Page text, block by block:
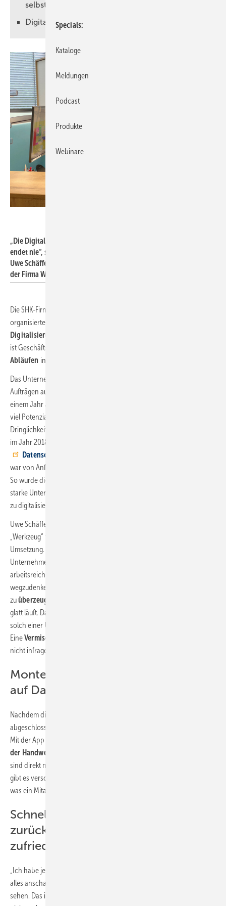
selbst
Digitalisierung verbessert Prozesse langfristig
„Die Digitalisierung
endet nie“, sagt
Uwe Schäffer von
der Firma Wohlfeil.
Die SHK-Firma Wohlfeil mit Sitz in Rhein­stetten ist ein modern
organisiertes Handwerksunternehmen und ein
Digitalisierung
ist Geschäftsführer Uwe Schäffer klar geworden, dass sich an den
Abläufen in seinem Betrieb etwas ändern muss.
Das Unternehmen wickelt neben täglichen projektbezogenen
Aufträgen auch bis zu
einem Jahr ab. „Dieser Prozess musste optimiert werden. Da habe ich
viel Potenzial gesehen, das zu vereinfachen“, benennt Schäffer die
Dringlichkeit. Die Entscheidung zur kompletten Umstellung fiel dann
im Jahr 2018, zu dem Zeitpunkt beschäftigte auch die Änderung der
Datenschutzgrundverordnung
war von Anfang an klar: „Wenn man es macht, dann in einem Rutsch.“
So wurde die Entscheidung getroffen, das komplette, 55 Personen
starke Unternehmen mit all seinen Prozessen binnen weniger Monate
zu digitalisieren.
Uwe Schäffers Wahl fiel auf die Software
„Werkzeug“ für die Aufgabe und als passenden Partner für die
Umsetzung. Die
Unternehmer selbst bezeichnet diese Zeit als „anstrengend und
arbeitsreich“, aber auch als „unvermeidbar und nicht mehr
wegzudenken“. „Unser
zuüberzeugen war sehr schwierig,
glatt läuft. Da muss man viel reden und erklären“, sagt Schäffer. Bei
solch einer Umstellung gebe es für ihn aber nur schwarz oder weiß.
EineVermischung
nicht infrage.
Monteure greifen mit App unterwegs
auf Daten zu
Nachdem die Implementierung von Labelwin innerhalb des Büros
abgeschlossen war, folgte in diesem Jahr die App
Mit der App haben Monteure von unterwegs aus Zugriff auf die
der Handwerkersoftware
sind direkt mit Labelwin verbunden. Durch die
gibt es verschiedene Möglichkeiten und Einstellungen, je nachdem,
was ein Mitarbeiter sehen soll und darf.
Schneller Zugriff auf weit
zurückliegende Projekte –
zufriedene Kunden
„Ich habe jetzt die Chef-Version. Ich bin
alles anschauen, kann immer in den Kalender gucken, alle Bilder
sehen. Das ist wirklich toll“, findet Uwe Schäffer. Für ihn ist Labelwin
Specials
Kataloge
Meldungen
Podcast
Produkte
Webinare